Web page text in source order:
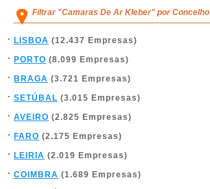
Filtrar "Camaras De Ar Kleber" por Concelho
LISBOA (12.437 Empresas)
PORTO (8.099 Empresas)
BRAGA (3.721 Empresas)
SETÚBAL (3.015 Empresas)
AVEIRO (2.825 Empresas)
FARO (2.175 Empresas)
LEIRIA (2.019 Empresas)
COIMBRA (1.689 Empresas)